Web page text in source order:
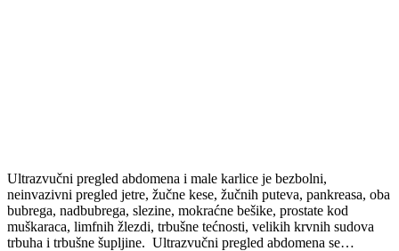
Ultrazvučni pregled abdomena i male karlice je bezbolni,
neinvazivni pregled jetre, žučne kese, žučnih puteva, pankreasa, oba
bubrega, nadbubrega, slezine, mokraćne bešike, prostate kod
muškaraca, limfnih žlezdi, trbušne tećnosti, velikih krvnih sudova
trbuha i trbušne šupljine. Ultrazvučni pregled abdomena se…